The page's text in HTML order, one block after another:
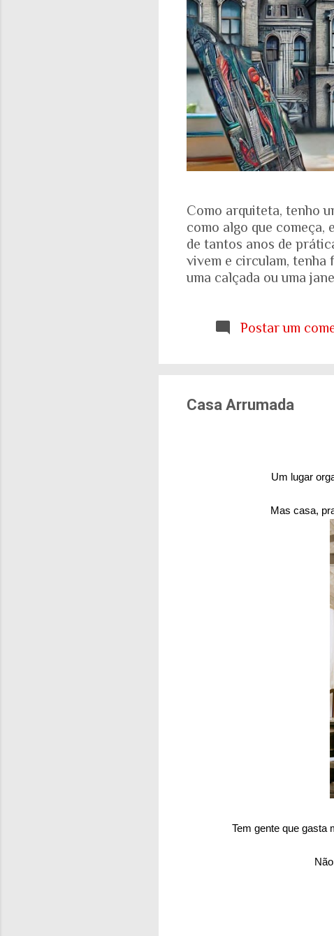
Como arquiteta, tenho
como algo que começa,
de tantos anos de
vivem e circulam, tenha
uma calçada ou uma
etária que aprendemos
Postar um
Casa Arrumada
Um lugar
Mas casa,
Tem gente que gasta